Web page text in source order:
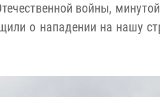
войны,
о нападении на нашу